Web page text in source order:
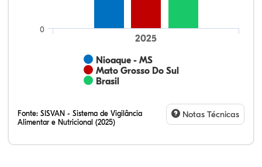
Nioaque - MS
Mato Grosso Do Sul
Brasil
2025
0
Fonte: SISVAN - Sistema de Vigilância
Alimentar e Nutricional (2025)
Notas Técnicas